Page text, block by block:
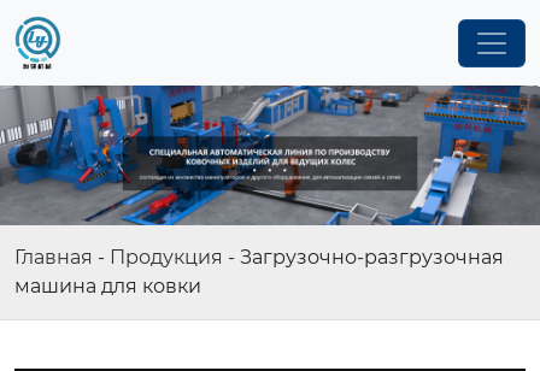
Главная - Продукция - Загрузочно-разгрузочная
машина для ковки